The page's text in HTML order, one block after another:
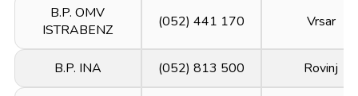
B.P. OMV
ISTRABENZ
(052) 441 170 Vrsar
B.P. INA (052) 813 500 Rovinj